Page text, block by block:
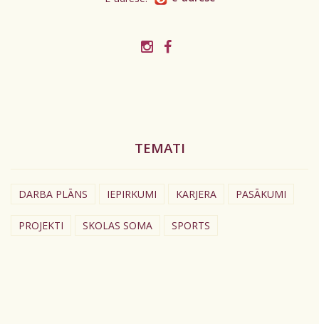
TEMATI
DARBA PLĀNS IEPIRKUMI KARJERA PASĀKUMI
PROJEKTI SKOLAS SOMA SPORTS